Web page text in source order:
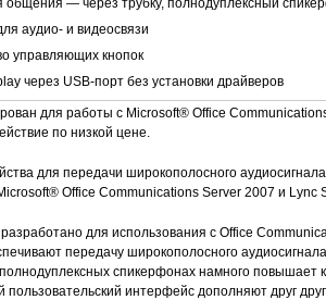
общения — через трубку, полнодуплексный
аудио- и видеосвязи
управляющих кнопок
через USB-порт без установки драйверов
для работы с Microsoft® Office
по низкой цене.
для передачи широкополосного
Office Communications Server 2007 и Lync
для использования с Office
передачу широкополосного
спикерфонах намного
интерфейс дополняют друг